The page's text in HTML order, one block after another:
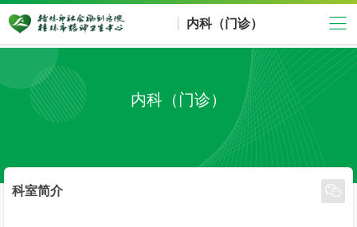
内科（门诊）
内科（门诊）
科室简介 